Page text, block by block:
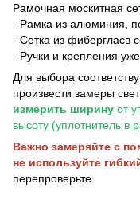
Рамочная москитная
- Рамка из алюминия,
- Сетка из фибергласв
- Ручки и крепления
Для выбора
произвести замеры
измерить ширину от
высоту (уплотнитель в
Важно замеряйте с
не используйте
перепроверьте.